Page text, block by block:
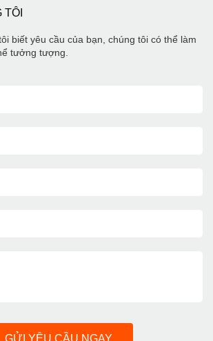
TÔI
biết yêu cầu của bạn, chúng tôi có thể làm
tưởng tượng.
GỬI YÊU CẦU NGAY